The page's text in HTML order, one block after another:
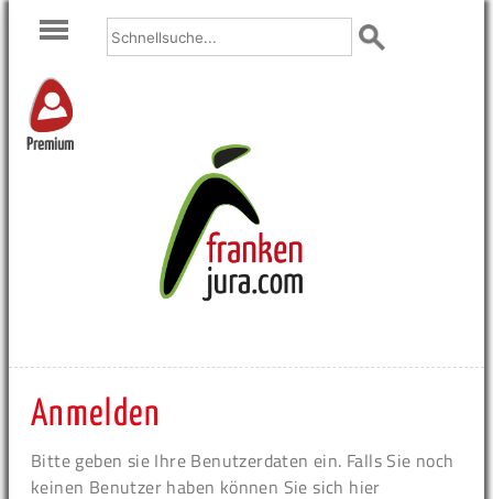
Premium
Anmelden
Bitte geben sie Ihre Benutzerdaten ein. Falls Sie noch
keinen Benutzer haben können Sie sich hier